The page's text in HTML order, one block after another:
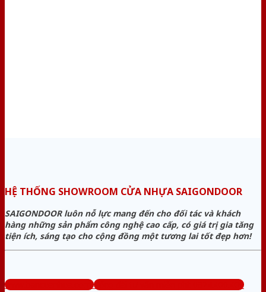
HỆ THỐNG SHOWROOM CỬA NHỰA SAIGONDOOR
SAIGONDOOR luôn nỗ lực mang đến cho đối tác và khách
hàng những sản phẩm công nghệ cao cấp, có giá trị gia tăng
tiện ích, sáng tạo cho cộng đồng một tương lai tốt đẹp hơn!
www.bancuanhua.com Tổng đài tư vấn miễn phí: 0824.400.400